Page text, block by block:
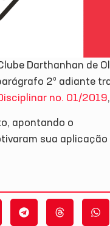
Darthanhan de
2º adiante
no. 01/2019
apontando o
sua aplicação